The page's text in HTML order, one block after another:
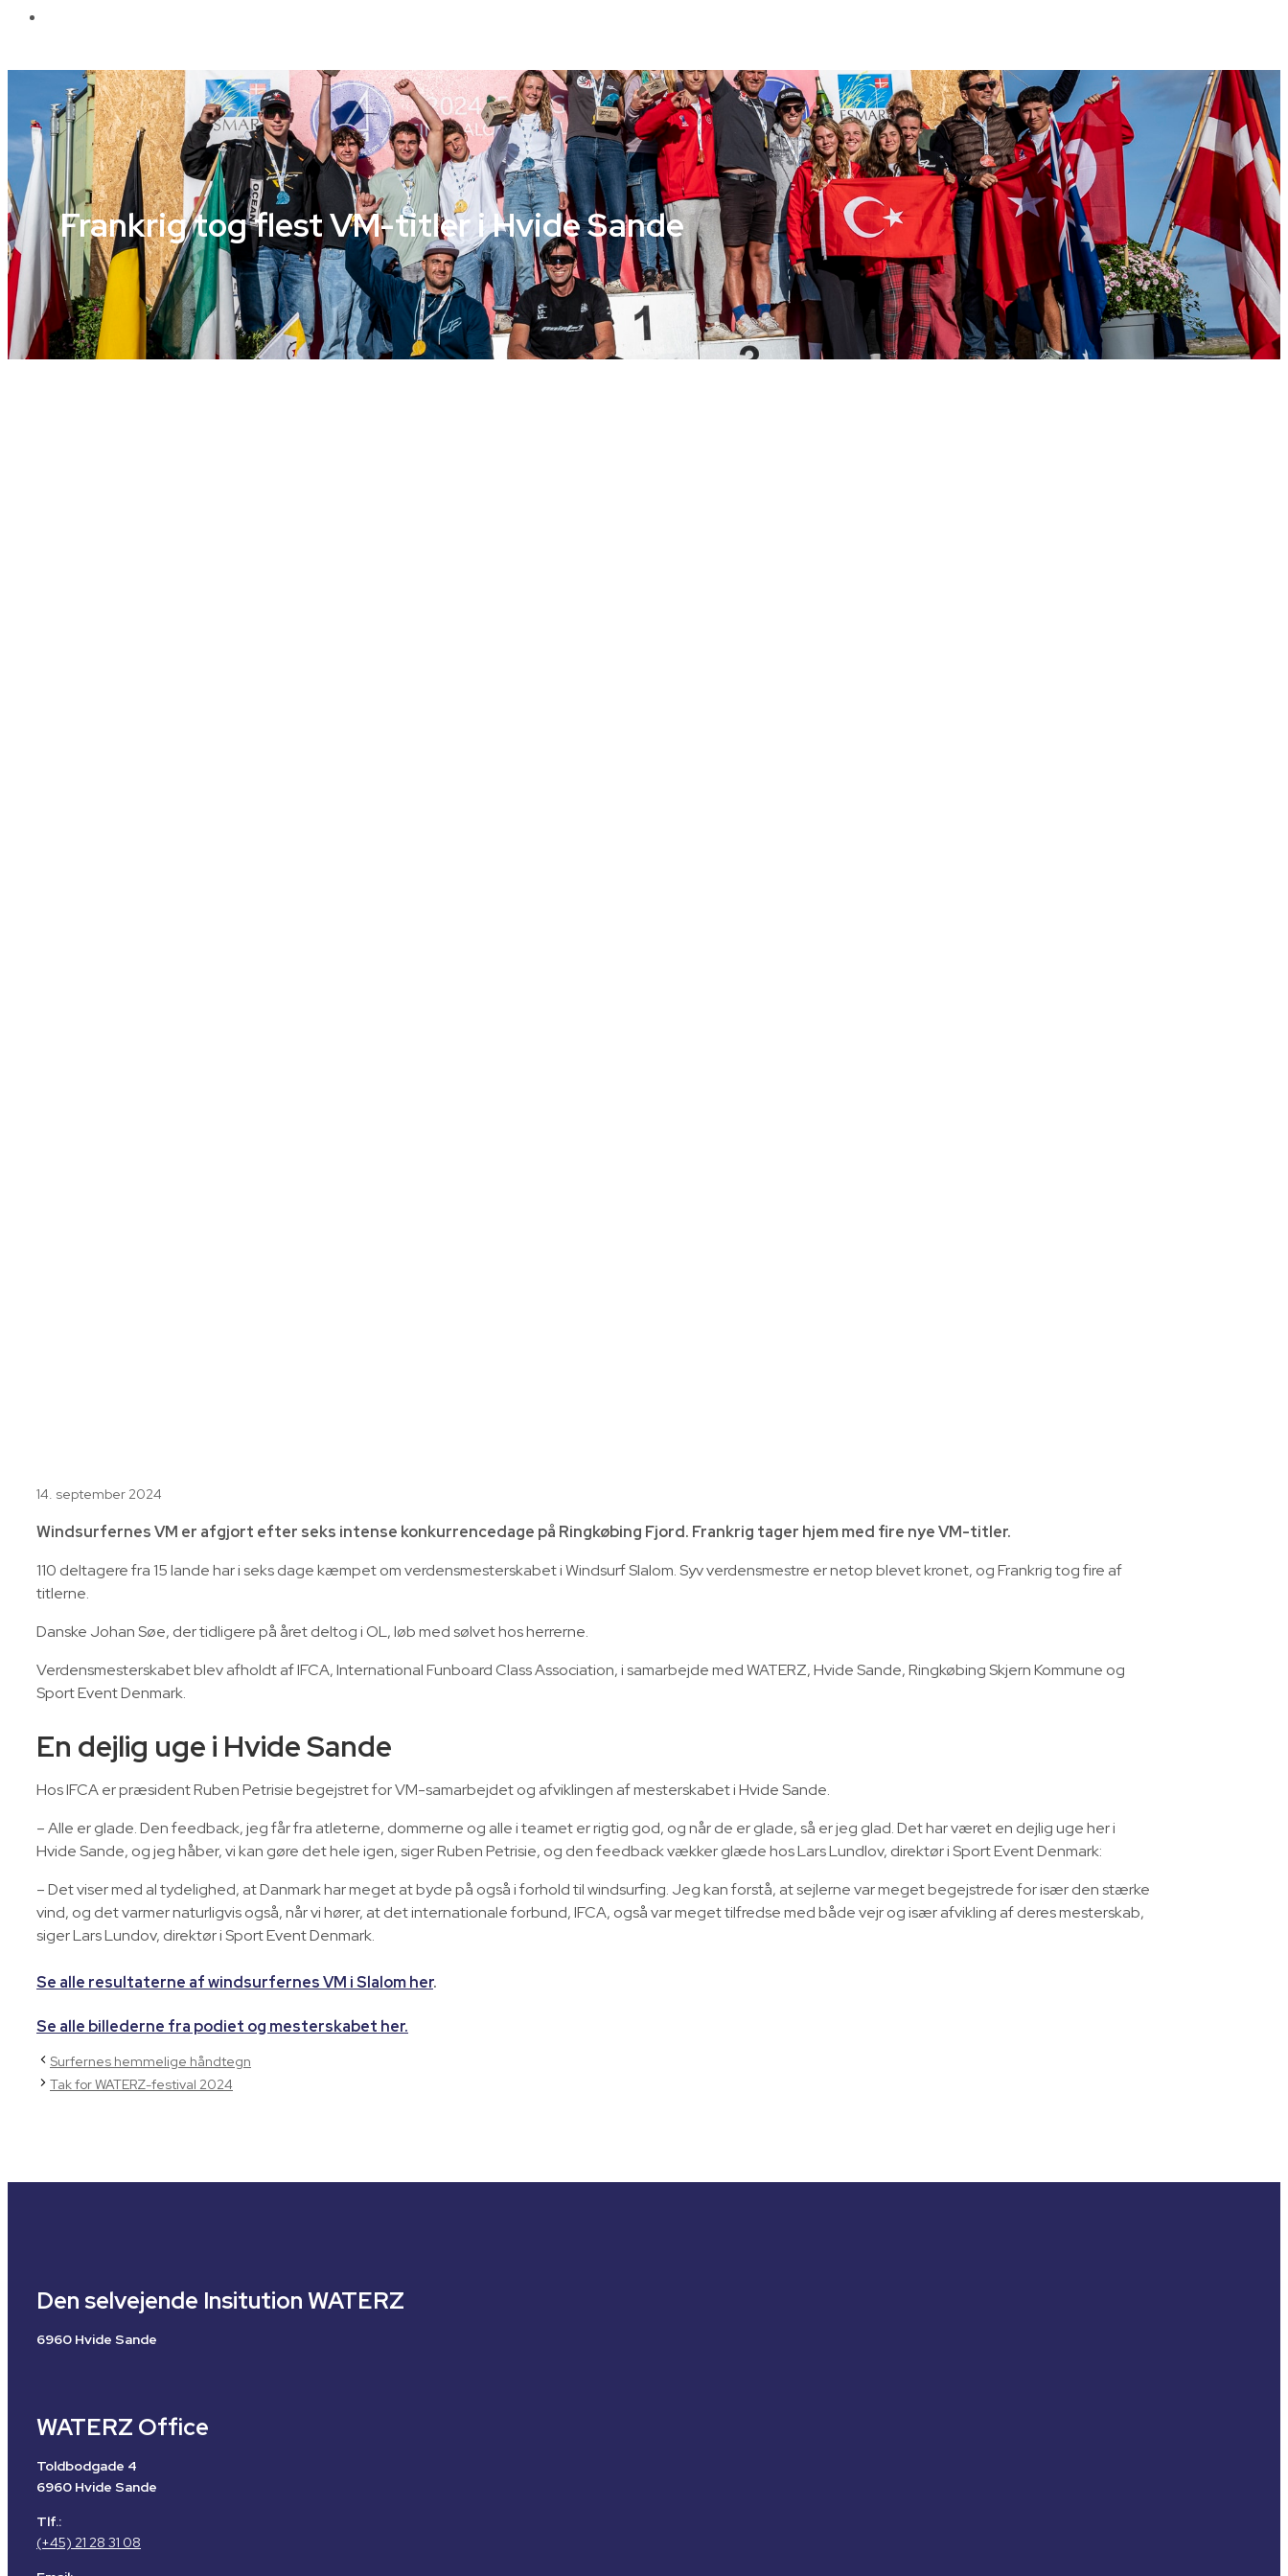
Frankrig tog flest VM-titler i Hvide Sande
14. september 2024
Windsurfernes VM er afgjort efter seks intense konkurrencedage på Ringkøbing Fjord. Frankrig tager hjem med fire nye VM-titler.
110 deltagere fra 15 lande har i seks dage kæmpet om verdensmesterskabet i Windsurf Slalom. Syv verdensmestre er netop blevet kronet, og Frankrig tog fire af
titlerne.
Danske Johan Søe, der tidligere på året deltog i OL, løb med sølvet hos herrerne.
Verdensmesterskabet blev afholdt af IFCA, International Funboard Class Association, i samarbejde med WATERZ, Hvide Sande, Ringkøbing Skjern Kommune og
Sport Event Denmark.
En dejlig uge i Hvide Sande
Hos IFCA er præsident Ruben Petrisie begejstret for VM-samarbejdet og afviklingen af mesterskabet i Hvide Sande.
– Alle er glade. Den feedback, jeg får fra atleterne, dommerne og alle i teamet er rigtig god, og når de er glade, så er jeg glad. Det har været en dejlig uge her i
Hvide Sande, og jeg håber, vi kan gøre det hele igen, siger Ruben Petrisie, og den feedback vækker glæde hos Lars Lundlov, direktør i Sport Event Denmark:
– Det viser med al tydelighed, at Danmark har meget at byde på også i forhold til windsurfing. Jeg kan forstå, at sejlerne var meget begejstrede for især den stærke
vind, og det varmer naturligvis også, når vi hører, at det internationale forbund, IFCA, også var meget tilfredse med både vejr og især afvikling af deres mesterskab,
siger Lars Lundov, direktør i Sport Event Denmark.
Se alle resultaterne af windsurfernes VM i Slalom her.
Se alle billederne fra podiet og mesterskabet her.
Surfernes hemmelige håndtegn
Tak for WATERZ-festival 2024
Den selvejende Insitution WATERZ
6960 Hvide Sande
WATERZ Office
Toldbodgade 4
6960 Hvide Sande
Tlf.:
(+45) 21 28 31 08